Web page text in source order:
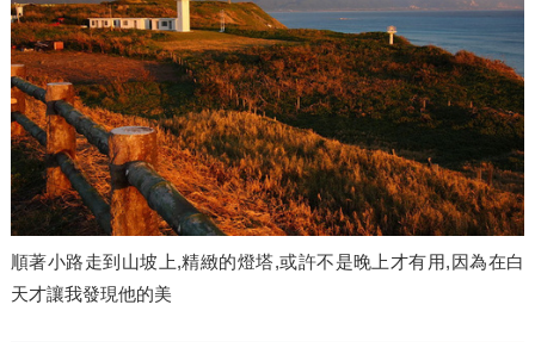
順著小路走到山坡上,精緻的燈塔,或許不是晚上才有用,因為在白
天才讓我發現他的美